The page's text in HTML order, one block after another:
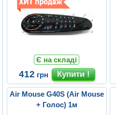
Є на складі
412 грн
Air Mouse G40S (Air Mouse
+ Голос) 1м